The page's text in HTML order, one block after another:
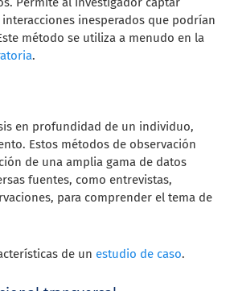
inesperados que podrían
método se utiliza a menudo en la
.
en profundidad de un individuo,
Estos métodos de observación
de una amplia gama de datos
fuentes, como entrevistas,
para comprender el tema de
de un estudio de caso.